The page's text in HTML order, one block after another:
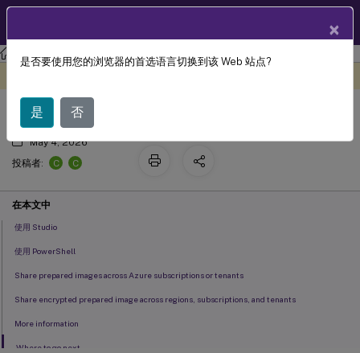
Citrix DaaS
在 Azure 中使用准备好的映像创建目录
May 4, 2026
投稿者:
C C
在本文中
使用 Studio
使用 PowerShell
Share prepared images across Azure subscriptions or tenants
Share encrypted prepared image across regions, subscriptions, and tenants
More information
Where to go next
×
是否要使用您的浏览器的首选语言切换到该 Web 站点?
是 否